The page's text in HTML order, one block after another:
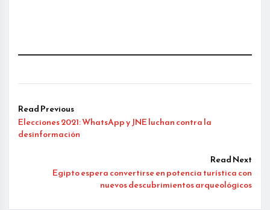
Read Previous
Elecciones 2021: WhatsApp y JNE luchan contra la
desinformación
Read Next
Egipto espera convertirse en potencia turística con
nuevos descubrimientos arqueológicos